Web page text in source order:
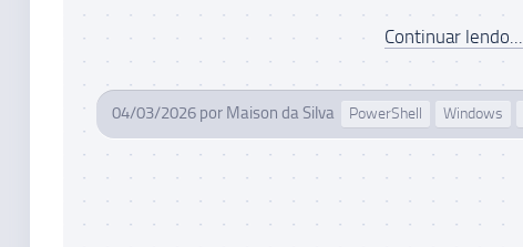
Continuar lendo...
04/03/2026 por Maison da Silva PowerShell Windows